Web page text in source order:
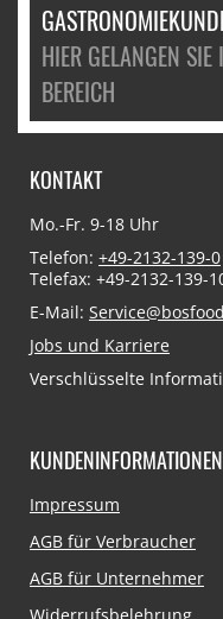
HIER GELANGEN SIE
BEREICH
KONTAKT
Mo.-Fr. 9-18 Uhr
Telefon: +49-2132-139-0
Telefax: +49-2132-139-
E-Mail:
Jobs und Karriere
Verschlüsselte
KUNDENINFORMATIONEN
Navigation
Impressum
AGB für Verbraucher
AGB für Unternehmer
Widerrufsbelehrung